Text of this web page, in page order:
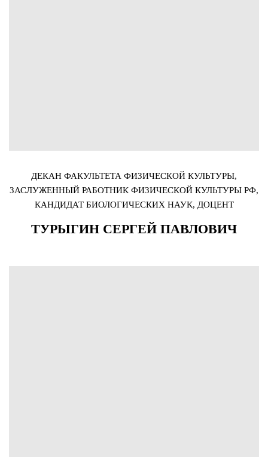
ДЕКАН ФАКУЛЬТЕТА ФИЗИЧЕСКОЙ КУЛЬТУРЫ,
ЗАСЛУЖЕННЫЙ РАБОТНИК ФИЗИЧЕСКОЙ КУЛЬТУРЫ РФ,
КАНДИДАТ БИОЛОГИЧЕСКИХ НАУК, ДОЦЕНТ
ТУРЫГИН СЕРГЕЙ ПАВЛОВИЧ